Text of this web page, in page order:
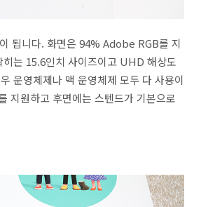
됩니다. 화면은 94% Adobe RGB를 지
히는 15.6인치 사이즈이고 UHD 해상도
운영체제나 맥 운영체제 모두 다 사용이
지원하고 후면에는 스텐드가 기본으로